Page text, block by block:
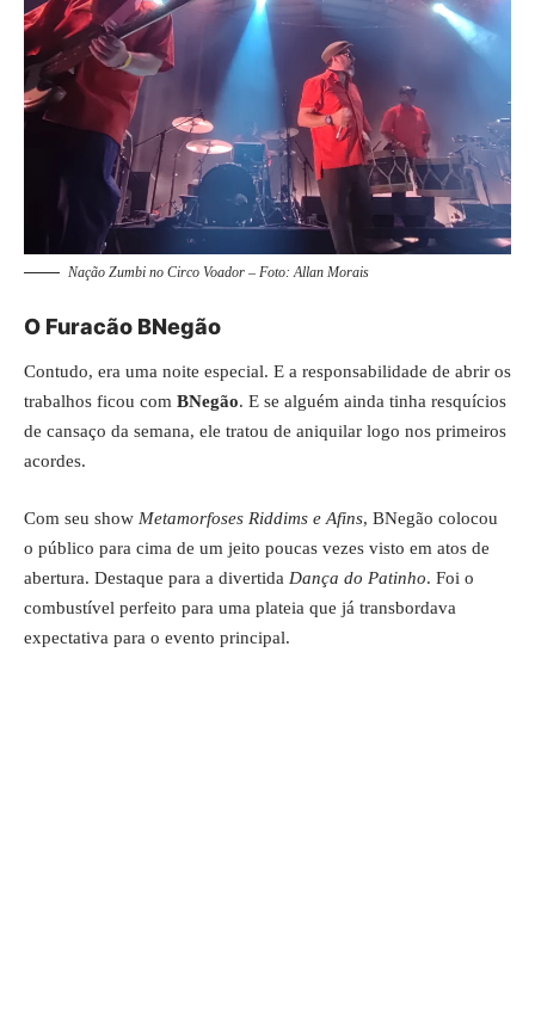
Nação Zumbi no Circo Voador – Foto: Allan Morais
O Furacão BNegão
Contudo, era uma noite especial. E a responsabilidade de abrir os
trabalhos ficou com BNegão. E se alguém ainda tinha resquícios
de cansaço da semana, ele tratou de aniquilar logo nos primeiros
acordes.
Com seu show Metamorfoses Riddims e Afins, BNegão colocou
o público para cima de um jeito poucas vezes visto em atos de
abertura. Destaque para a divertida Dança do Patinho. Foi o
combustível perfeito para uma plateia que já transbordava
expectativa para o evento principal.